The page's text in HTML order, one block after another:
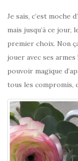
Je sais, c’est moche
mais jusqu’à ce jour,
premier choix. Non
jouer avec ses
pouvoir magique
tous les compromis,